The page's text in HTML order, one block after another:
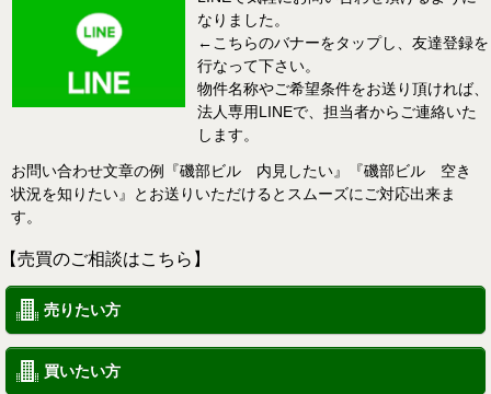
なりました。
←こちらのバナーをタップし、友達登録を
行なって下さい。
物件名称やご希望条件をお送り頂ければ、
法人専用LINEで、担当者からご連絡いた
します。
お問い合わせ文章の例『磯部ビル 内見したい』『磯部ビル 空き
状況を知りたい』とお送りいただけるとスムーズにご対応出来ま
す。
【売買のご相談はこちら】
売りたい方
買いたい方